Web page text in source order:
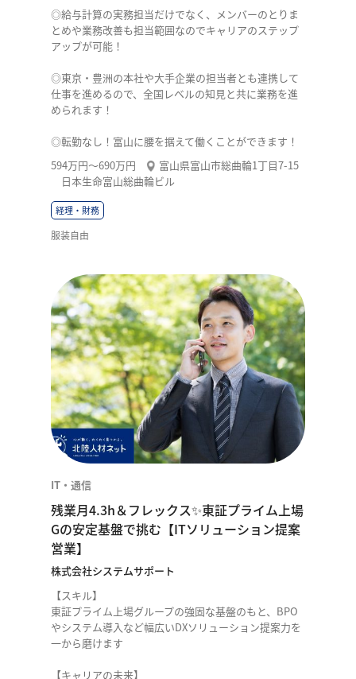
◎給与計算の実務担当だけでなく、メンバーのとりま
とめや業務改善も担当範囲なのでキャリアのステップ
アップが可能！
◎東京・豊洲の本社や大手企業の担当者とも連携して
仕事を進めるので、全国レベルの知見と共に業務を進
められます！
◎転勤なし！富山に腰を据えて働くことができます！
594万円〜690万円
富山県富山市総曲輪1丁目7-15
日本生命富山総曲輪ビル
経理・財務
服装自由
IT・通信
残業月4.3h＆フレックス✨東証プライム上場
Gの安定基盤で挑む【ITソリューション提案
営業】
株式会社システムサポート
【スキル】
東証プライム上場グループの強固な基盤のもと、BPO
やシステム導入など幅広いDXソリューション提案力を
一から磨けます
【キャリアの未来】